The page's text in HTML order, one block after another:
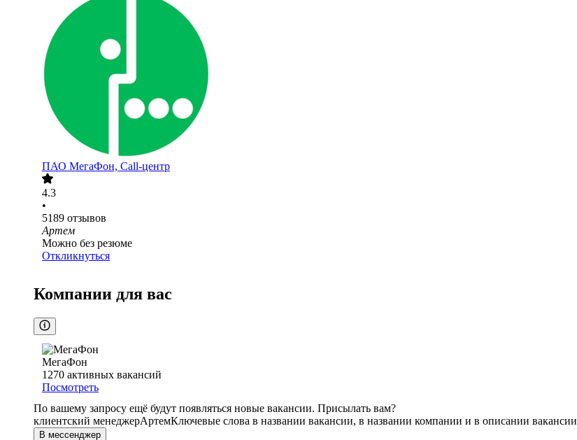
ПАО МегаФон, Call-центр
4.3
•
5189 отзывов
Артем
Можно без резюме
Откликнуться
Компании для вас
МегаФон
1270 активных вакансий
Посмотреть
По вашему запросу ещё будут появляться новые вакансии. Присылать вам?
клиентский менеджерАртемКлючевые слова в названии вакансии, в названии компании и в описании вакансии
В мессенджер